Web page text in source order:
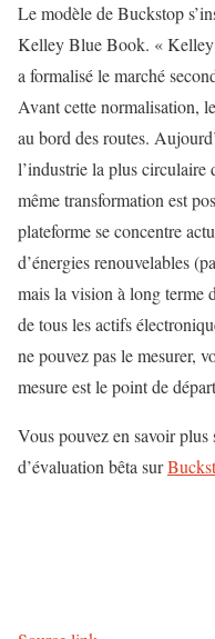
Le modèle de Buckstop
Kelley Blue Book. «
a formalisé le marché
Avant cette normalisation,
au bord des routes.
l’industrie la plus circulaire
même transformation est
plateforme se concentre
d’énergies renouvelables
mais la vision à long terme
de tous les actifs
ne pouvez pas le mesurer,
mesure est le point de
Vous pouvez en savoir
d’évaluation bêta sur